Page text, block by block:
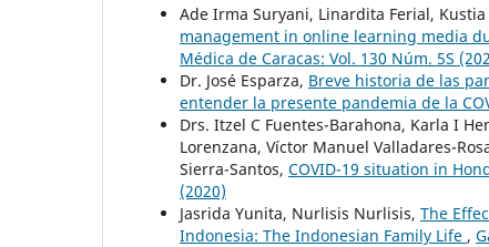
Ade Irma Suryani, Linardita Ferial,
management in online learning media
Médica de Caracas: Vol. 130 Núm. 5S
Dr. José Esparza, Breve historia de las
entender la presente pandemia de la
Drs. Itzel C Fuentes-Barahona, Karla I
Lorenzana, Víctor Manuel Valladares-
Sierra-Santos, COVID-19 situation in
(2020)
Jasrida Yunita, Nurlisis Nurlisis, The
Indonesia: The Indonesian Family Life ,